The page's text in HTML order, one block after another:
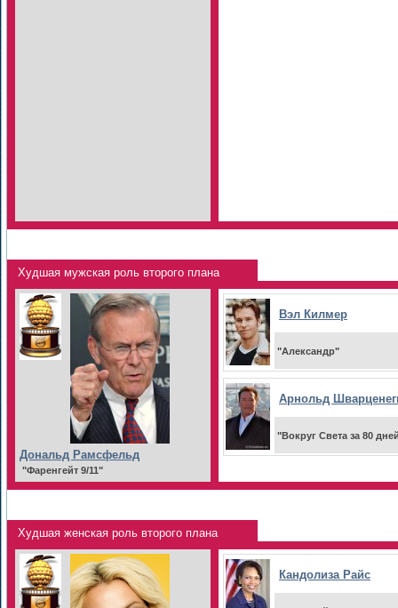
Худшая мужская роль второго плана
Дональд Рамсфельд
"Фаренгейт 9/11"
Вэл Килмер
"Александр"
Арнольд
"Вокруг Света за 80
Худшая женская роль второго плана
Кандолиза Райс